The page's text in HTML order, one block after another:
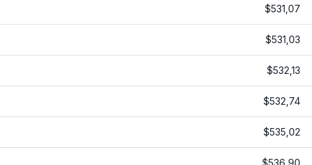
$531,07
$531,03
$532,13
$532,74
$535,02
$536,90